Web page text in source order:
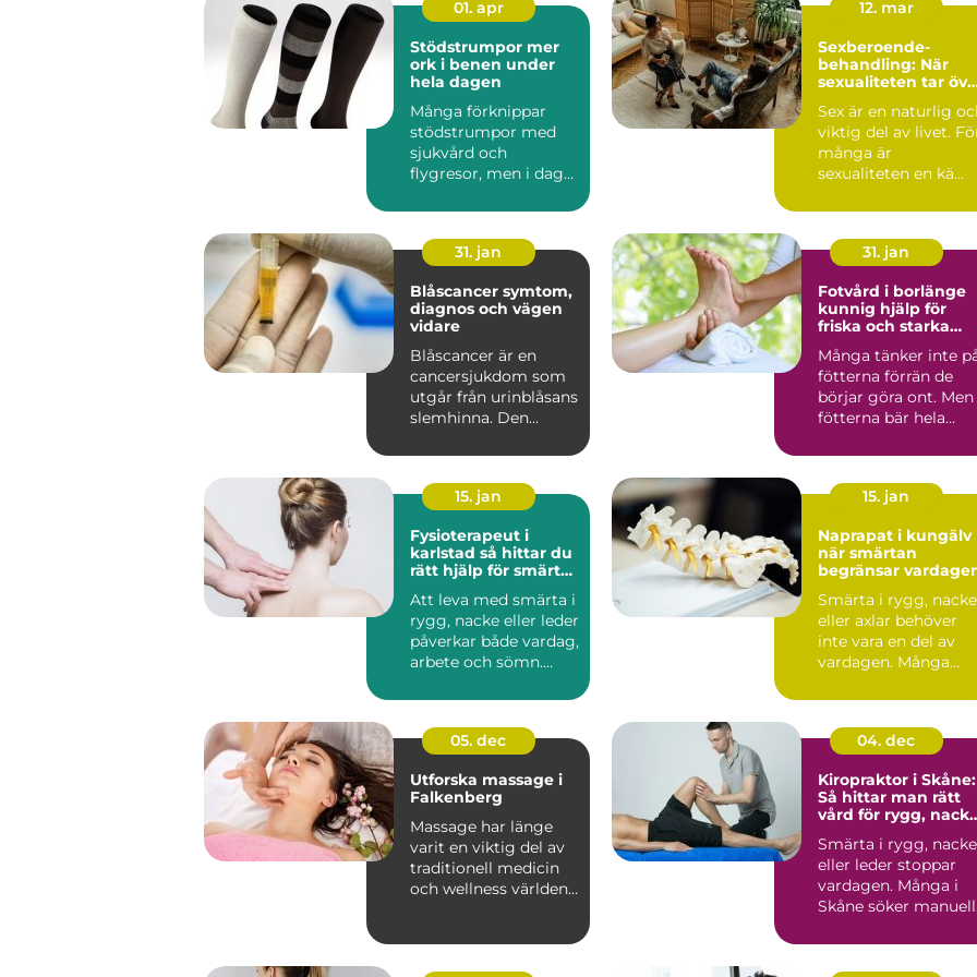
01. apr
Stödstrumpor mer
ork i benen under
hela dagen
Många förknippar
stödstrumpor med
sjukvård och
flygresor, men i dag
kontoret, ...
12. mar
Sexberoende-
behandling: När
sexualiteten tar
Sex är en naturlig
viktig del av livet.
många är
sexualiteten en kä...
31. jan
Blåscancer symtom,
diagnos och vägen
vidare
Blåscancer är en
cancersjukdom som
utgår från urinblåsans
slemhinna. Den
person...
31. jan
Fotvård i borlänge
kunnig hjälp för
friska och starka
Många tänker inte
fötterna förrän de
börjar göra ont. Men
fötterna bär hela
e...
15. jan
Fysioterapeut i
karlstad så hittar du
rätt hjälp för smärta
Att leva med smärta i
rygg, nacke eller leder
påverkar både vardag,
arbete och sömn.
15. jan
Naprapat i kungälv
när smärtan
begränsar
Smärta i rygg, nacke
eller axlar behöver
inte vara en del av
vardagen. Många
och...
05. dec
Utforska massage i
Falkenberg
Massage har länge
varit en viktig del av
traditionell medicin
och wellness världen
04. dec
Kiropraktor i Skåne:
Så hittar man rätt
vård för rygg,
Smärta i rygg, nacke
eller leder stoppar
vardagen. Många i
Skåne söker